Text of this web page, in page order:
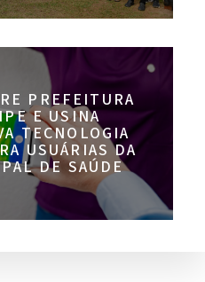
PREFEITURA
E USINA
TECNOLOGIA
USUÁRIAS DA
DE SAÚDE